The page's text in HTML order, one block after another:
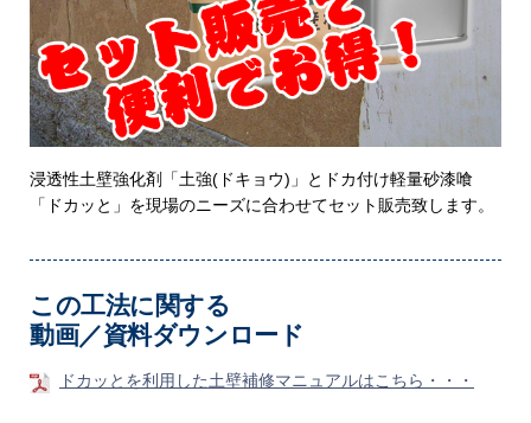
浸透性土壁強化剤「土強(ドキョウ)」とドカ付け軽量砂漆喰
「ドカッと」を現場のニーズに合わせてセット販売致します。
この工法に関する
動画／資料ダウンロード
ドカッとを利用した土壁補修マニュアルはこちら・・・